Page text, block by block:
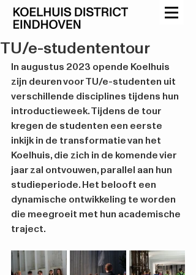
TU/e-studententour
In augustus 2023 opende Koelhuis
zijn deuren voor TU/e-studenten uit
verschillende disciplines tijdens hun
introductieweek. Tijdens de tour
kregen de studenten een eerste
inkijk in de transformatie van het
Koelhuis, die zich in de komende vier
jaar zal ontvouwen, parallel aan hun
studieperiode. Het belooft een
dynamische ontwikkeling te worden
die meegroeit met hun academische
traject.